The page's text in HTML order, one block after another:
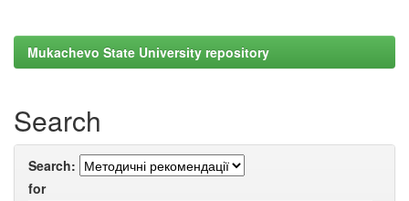
Mukachevo State University repository
Search
Search:
for